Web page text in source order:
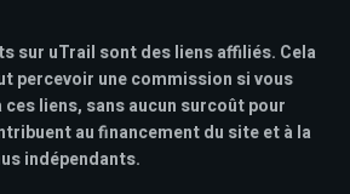
sur uTrail sont des liens affiliés. Cela
percevoir une commission si vous
liens, sans aucun surcoût pour
au financement du site et à la
indépendants.